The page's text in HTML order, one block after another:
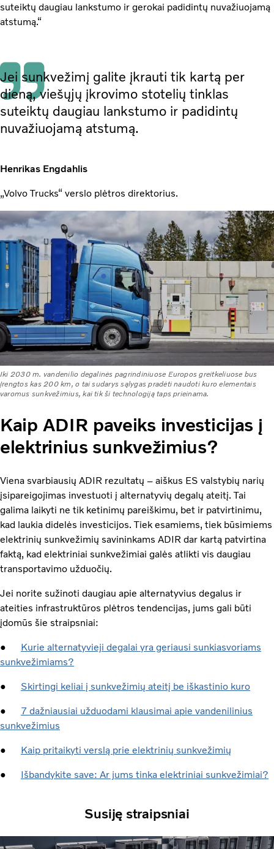
suteiktų daugiau lankstumo ir gerokai padidintų nuvažiuojamą
atstumą.“
Jei sunkvežimį galite įkrauti tik kartą per
dieną, viešųjų įkrovimo stotelių tinklas
suteiktų daugiau lankstumo ir padidintų
nuvažiuojamą atstumą.
Henrikas Engdahlis
„Volvo Trucks“ verslo plėtros direktorius.
Iki 2030 m. vandenilio degalinės pagrindiniuose Europos greitkeliuose bus
įrengtos kas 200 km, o tai sudarys sąlygas pradėti naudoti kuro elementais
varomus sunkvežimius, kai tik ši technologiją taps prieinama.
Kaip ADIR paveiks investicijas į
elektrinius sunkvežimius?
Viena svarbiausių ADIR rezultatų – aiškus ES valstybių narių
įsipareigojimas investuoti į alternatyvių degalų ateitį. Tai
galima laikyti ne tik ketinimų pareiškimu, bet ir patvirtinimu,
kad laukia didelės investicijos. Tiek esamiems, tiek būsimiems
elektrinių sunkvežimių savininkams ADIR dar kartą patvirtina
faktą, kad elektriniai sunkvežimiai galės atlikti vis daugiau
transportavimo užduočių.
Jei norite sužinoti daugiau apie alternatyvius degalus ir
ateities infrastruktūros plėtros tendencijas, jums gali būti
įdomūs šie straipsniai:
● Kurie alternatyvieji degalai yra geriausi sunkiasvoriams
sunkvežimiams?
● Skirtingi keliai į sunkvežimių ateitį be iškastinio kuro
● 7 dažniausiai užduodami klausimai apie vandenilinius
sunkvežimius
● Kaip pritaikyti verslą prie elektrinių sunkvežimių
● Išbandykite save: Ar jums tinka elektriniai sunkvežimiai?
Susiję straipsniai